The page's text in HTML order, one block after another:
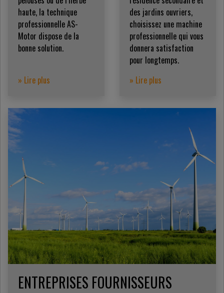
haute, la technique
professionnelle AS-
Motor dispose de la
bonne solution.
» Lire plus
des jardins ouvriers,
choisissez une machine
professionnelle qui vous
donnera satisfaction
pour longtemps.
» Lire plus
ENTREPRISES FOURNISSEURS